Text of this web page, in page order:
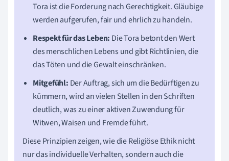
Tora ist die Forderung nach Gerechtigkeit. Gläubige
werden aufgerufen, fair und ehrlich zu handeln.
Respekt für das Leben: Die Tora betont den Wert
des menschlichen Lebens und gibt Richtlinien, die
das Töten und die Gewalt einschränken.
Mitgefühl: Der Auftrag, sich um die Bedürftigen zu
kümmern, wird an vielen Stellen in den Schriften
deutlich, was zu einer aktiven Zuwendung für
Witwen, Waisen und Fremde führt.
Diese Prinzipien zeigen, wie die Religiöse Ethik nicht
nur das individuelle Verhalten, sondern auch die